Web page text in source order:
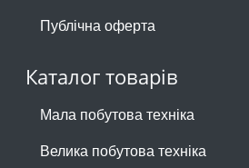
Публічна оферта
Каталог товарів
Мала побутова техніка
Велика побутова техніка